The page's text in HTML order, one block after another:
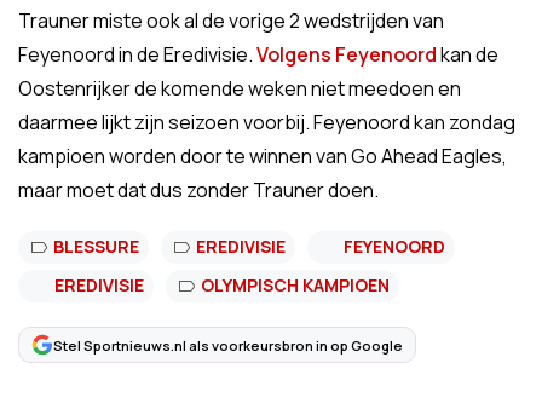
Trauner miste ook al de vorige 2 wedstrijden van
Feyenoord in de Eredivisie.Volgens Feyenoordkan de
Oostenrijker de komende weken niet meedoen en
daarmee lijkt zijn seizoen voorbij. Feyenoord kan zondag
kampioen worden door te winnen van Go Ahead Eagles,
maar moet dat dus zonder Trauner doen.
BLESSURE EREDIVISIE
FEYENOORD
EREDIVISIE
OLYMPISCH KAMPIOEN
Stel Sportnieuws.nl als voorkeursbron in op Google